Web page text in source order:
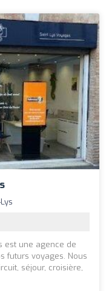
est une agence de
futurs voyages. Nous
séjour, croisière,